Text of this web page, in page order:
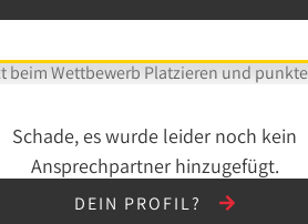
beim Wettbewerb Platzieren und
Schade, es wurde leider noch kein
Ansprechpartner hinzugefügt.
DEIN PROFIL?